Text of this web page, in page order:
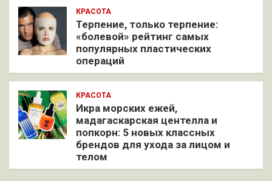
КРАСОТА
Терпение, только терпение:
«болевой» рейтинг самых
популярных пластических
операций
КРАСОТА
Икра морских ежей,
мадагаскарская центелла и
попкорн: 5 новых классных
брендов для ухода за лицом и
телом